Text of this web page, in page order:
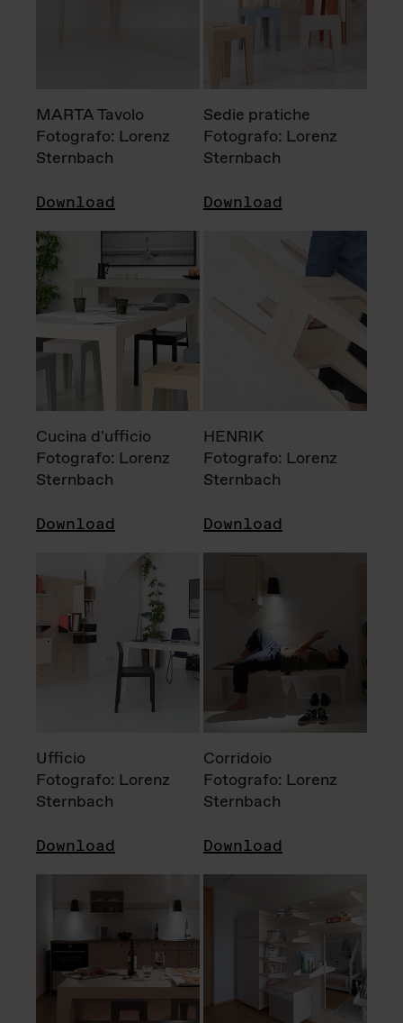
MARTA Tavolo
Fotografo: Lorenz
Sternbach
Download
Sedie pratiche
Fotografo: Lorenz
Sternbach
Download
Cucina d'ufficio
Fotografo: Lorenz
Sternbach
Download
HENRIK
Fotografo: Lorenz
Sternbach
Download
Ufficio
Fotografo: Lorenz
Sternbach
Download
Corridoio
Fotografo: Lorenz
Sternbach
Download